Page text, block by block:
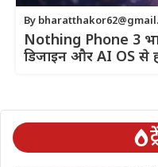
By
Nothing Phone 3
डिजाइन और AI OS से